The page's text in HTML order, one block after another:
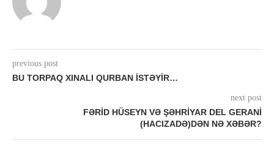
previous post
BU TORPAQ XINALI QURBAN ISTƏYIR…
next post
FƏRID HÜSEYN VƏ ŞƏHRIYAR DEL GERANI
(HACIZADƏ)DƏN NƏ XƏBƏR?